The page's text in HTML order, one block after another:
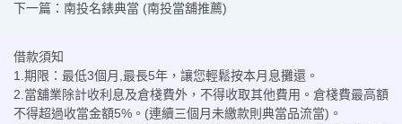
下一篇： 南投名錶典當 (南投當舖推薦)
借款須知
1.期限：最低3個月,最長5年，讓您輕鬆按本月息攤還。
2.當舖業除計收利息及倉棧費外，不得收取其他費用。倉棧費最高額
不得超過收當金額5%。(連續三個月未繳款則典當品流當)。